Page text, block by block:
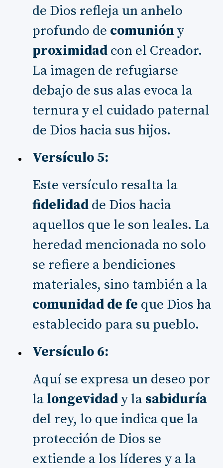
de Dios refleja un anhelo
profundo de comunión y
proximidad con el Creador.
La imagen de refugiarse
debajo de sus alas evoca la
ternura y el cuidado paternal
de Dios hacia sus hijos.
Versículo 5:
Este versículo resalta la
fidelidad de Dios hacia
aquellos que le son leales. La
heredad mencionada no solo
se refiere a bendiciones
materiales, sino también a la
comunidad de fe que Dios ha
establecido para su pueblo.
Versículo 6:
Aquí se expresa un deseo por
la longevidady la sabiduría
del rey, lo que indica que la
protección de Dios se
extiende a los líderes y a la